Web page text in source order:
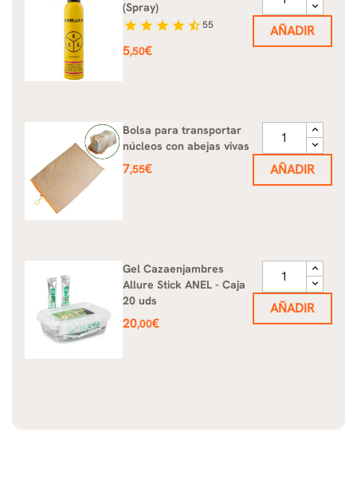
(Spray)
star star star star star_half55
Precio
5,50€
AÑADIR
Bolsa para transportar
núcleos con abejas vivas
Precio
7,55€ AÑADIR
Gel Cazaenjambres
Allure Stick ANEL - Caja
20 uds
Precio
20,00€
AÑADIR